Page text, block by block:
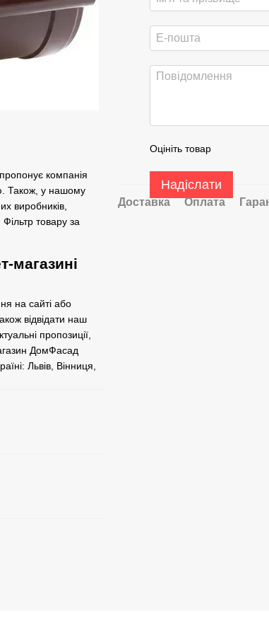
компанія
Також, у нашому
виробників,
товару за
магазині
на сайті або
відвідати наш
пропозиції,
ДомФасад
Львів, Вінниця,
Оцініть товар
Надіслати
Доставка Оплата